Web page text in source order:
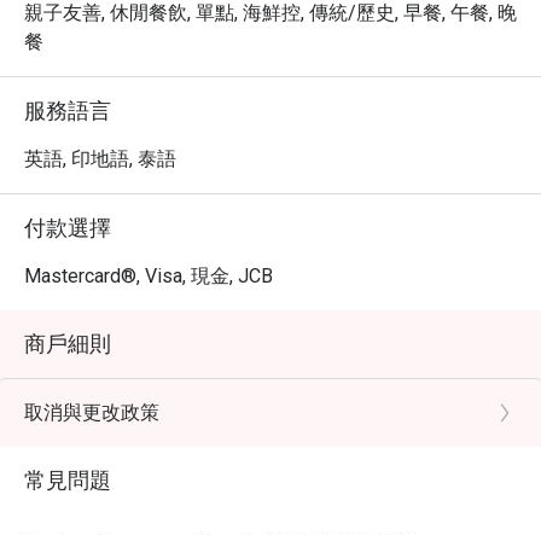
親子友善, 休閒餐飲, 單點, 海鮮控, 傳統/歷史, 早餐, 午餐, 晚
餐
服務語言
英語, 印地語, 泰語
付款選擇
Mastercard®, Visa, 現金, JCB
商戶細則
取消與更改政策
常見問題